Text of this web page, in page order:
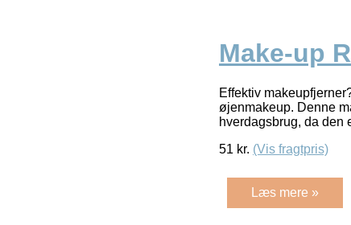
Make-up
Effektiv
øjenmakeup. Denne
hverdagsbrug, da den
51 kr. (Vis fragtpris)
Læs mere »